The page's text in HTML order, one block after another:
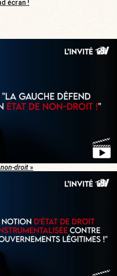
écran !
non-droit»